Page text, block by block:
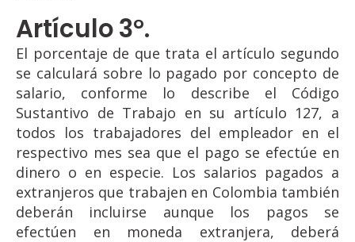
Artículo 3°.
El porcentaje de que trata el artículo segundo
se calculará sobre lo pagado por concepto de
salario, conforme lo describe el Código
Sustantivo de Trabajo en su artículo 127, a
todos los trabajadores del empleador en el
respectivo mes sea que el pago se efectúe en
dinero o en especie. Los salarios pagados a
extranjeros que trabajen en Colombia también
deberán incluirse aunque los pagos se
efectúen en moneda extranjera, deberá